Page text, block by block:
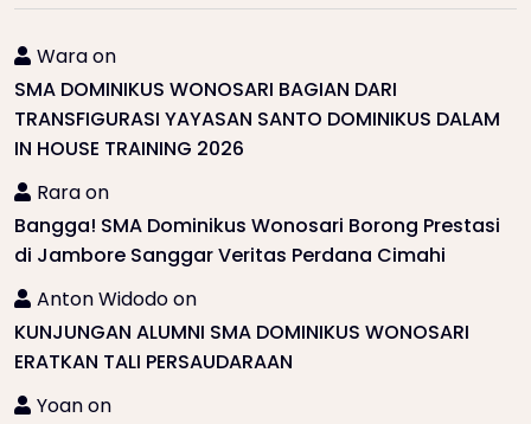
Waraon
SMA DOMINIKUS WONOSARI BAGIAN DARI
TRANSFIGURASI YAYASAN SANTO DOMINIKUS DALAM
IN HOUSE TRAINING 2026
Raraon
Bangga! SMA Dominikus Wonosari Borong Prestasi
di Jambore Sanggar Veritas Perdana Cimahi
Anton Widodoon
KUNJUNGAN ALUMNI SMA DOMINIKUS WONOSARI
ERATKAN TALI PERSAUDARAAN
Yoanon